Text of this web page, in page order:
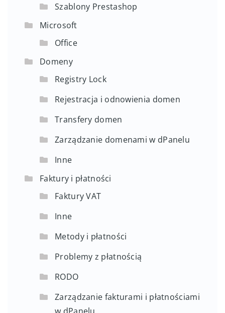
Szablony Prestashop
Microsoft
Office
Domeny
Registry Lock
Rejestracja i odnowienia domen
Transfery domen
Zarządzanie domenami w dPanelu
Inne
Faktury i płatności
Faktury VAT
Inne
Metody i płatności
Problemy z płatnością
RODO
Zarządzanie fakturami i płatnościami